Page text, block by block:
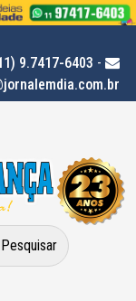
9.7417-6403 -